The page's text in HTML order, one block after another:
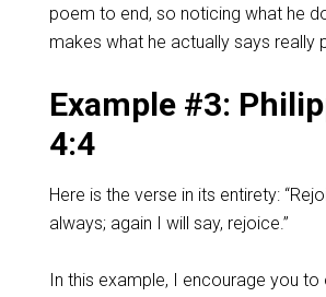
poem to end, so noticing what he
makes what he actually says really
Example #3:
4:4
Here is the verse in its entirety:
always; again I will say, rejoice.”
In this example, I encourage you